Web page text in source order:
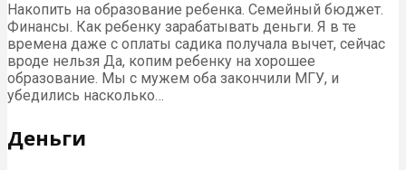
Накопить на образование ребенка. Семейный бюджет.
Финансы. Как ребенку зарабатывать деньги. Я в те
времена даже с оплаты садика получала вычет, сейчас
вроде нельзя Да, копим ребенку на хорошее
образование. Мы с мужем оба закончили МГУ, и
убедились насколько…
Деньги